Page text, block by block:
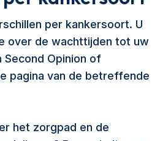
per kankersoort. U
over de wachttijden tot uw
Opinion of
pagina van de betreffende
het zorgpad en de